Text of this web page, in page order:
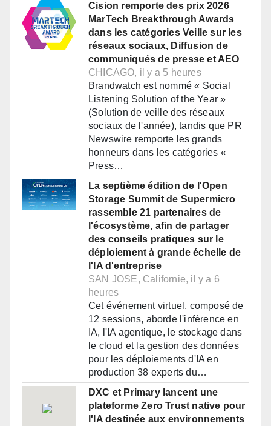
Cision remporte des prix 2026
MarTech Breakthrough Awards
dans les catégories Veille sur les
réseaux sociaux, Diffusion de
communiqués de presse et AEO
CHICAGO, il y a 5 heures
Brandwatch est nommé « Social
Listening Solution of the Year »
(Solution de veille des réseaux
sociaux de l'année), tandis que PR
Newswire remporte les grands
honneurs dans les catégories «
Press…
La septième édition de l'Open
Storage Summit de Supermicro
rassemble 21 partenaires de
l'écosystème, afin de partager
des conseils pratiques sur le
déploiement à grande échelle de
l'IA d'entreprise
SAN JOSE, Californie, il y a 6
heures
Cet événement virtuel, composé de
12 sessions, aborde l'inférence en
IA, l'IA agentique, le stockage dans
le cloud et la gestion des données
pour les déploiements d'IA en
production 38 experts du…
DXC et Primary lancent une
plateforme Zero Trust native pour
l'IA destinée aux environnements